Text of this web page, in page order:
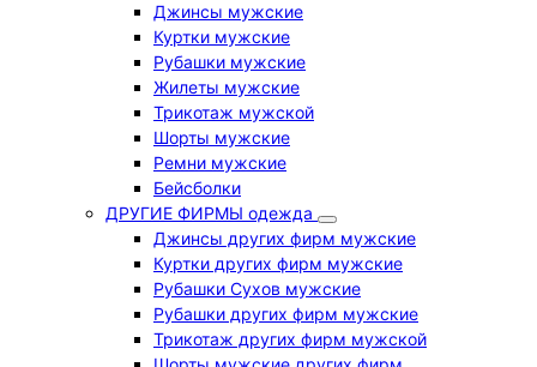
Джинсы мужские
Куртки мужские
Рубашки мужские
Жилеты мужские
Трикотаж мужской
Шорты мужские
Ремни мужские
Бейсболки
ДРУГИЕ ФИРМЫ одежда
Джинсы других фирм мужские
Куртки других фирм мужские
Рубашки Сухов мужские
Рубашки других фирм мужские
Трикотаж других фирм мужской